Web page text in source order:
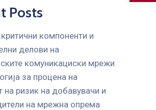
Posts
компоненти и
делови на
комуникациски мрежи
за процена на
на ризик на добавувачи и
на мрежна опрема